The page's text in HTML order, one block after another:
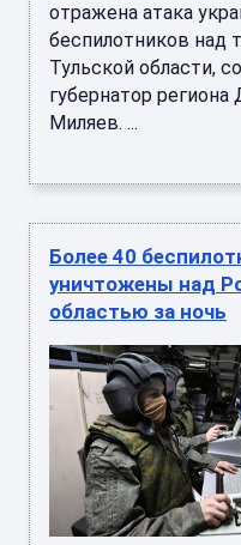
отражена атака
беспилотников над
Тульской области,
губернатор
Миляев. ...
Более 40
уничтожены над
областью за ночь